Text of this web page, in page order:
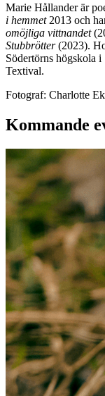
Marie Hållander är
i hemmet2013 och
omöjliga vittnandet
Stubbrötter(2023).
Södertörns högskola
Textival.
Fotograf: Charlotte
Kommande